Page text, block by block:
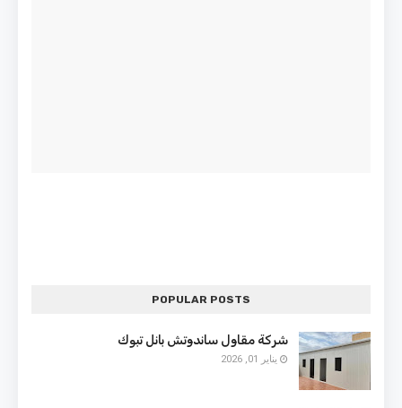
POPULAR POSTS
شركة مقاول ساندوتش بانل تبوك
يناير 01, 2026